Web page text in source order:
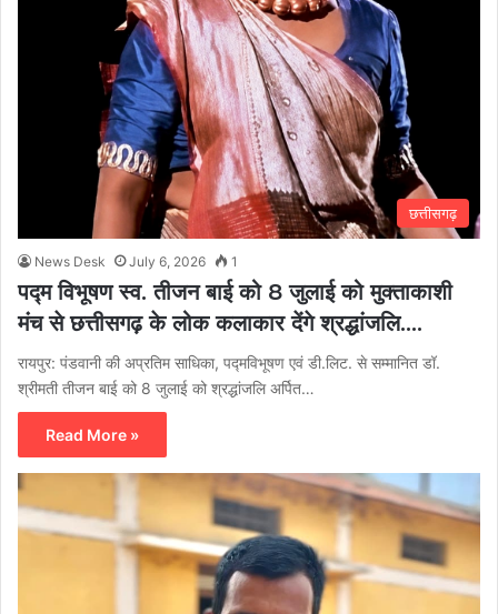
छत्तीसगढ़
News Desk July 6, 2026 1
पद्म विभूषण स्व. तीजन बाई को 8 जुलाई को मुक्ताकाशी
मंच से छत्तीसगढ़ के लोक कलाकार देंगे श्रद्धांजलि….
रायपुर: पंडवानी की अप्रतिम साधिका, पद्मविभूषण एवं डी.लिट. से सम्मानित डॉ.
श्रीमती तीजन बाई को 8 जुलाई को श्रद्धांजलि अर्पित…
Read More »